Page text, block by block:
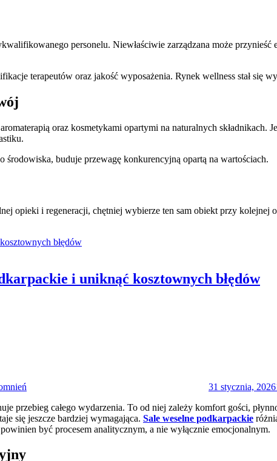
personelu. Niewłaściwie zarządzana może
terapeutów oraz jakość wyposażenia. Rynek wellness stał się
oraz kosmetykami opartymi na naturalnych składnikach.
buduje przewagę konkurencyjną opartą na wartościach.
opieki i regeneracji, chętniej wybierze ten sam obiekt przy kolejnej
i uniknąć kosztownych błędów
31 stycznia, 2026
przebieg całego wydarzenia. To od niej zależy komfort gości,
się jeszcze bardziej wymagająca. Sale weselne podkarpackie
być procesem analitycznym, a nie wyłącznie emocjonalnym.